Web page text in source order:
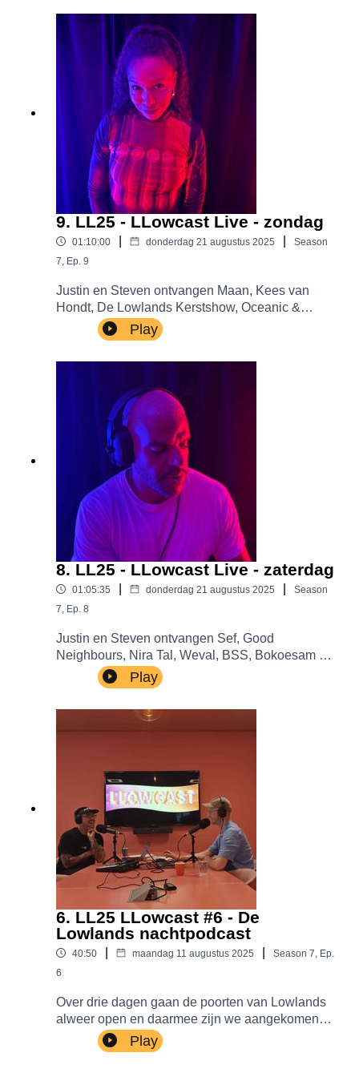
zijn er dit jaar gemaakt? En wat zijn de
persoonlijke favorieten? Luister mee en leer
meer over de eerste 56 bevestigde namen van
9. LL25 - LLowcast Live - zondag
01:10:00 donderdag 21 augustus 2025
Season
7 Ep. 9
Justin en Steven ontvangen Maan, Kees van
Hondt, De Lowlands Kerstshow, Oceanic &
Greetje Bijma, Rolrolrol, Aptijt, Doudou MD,
Willem de Bruin, Camiel Le Rutte, Thys en The
Play
8. LL25 - LLowcast Live - zaterdag
01:05:35 donderdag 21 augustus 2025
Season
7 Ep. 8
Justin en Steven ontvangen Sef, Good
Neighbours, Nira Tal, Weval, BSS, Bokoesam en
Annefleur Schipper.
Play
6. LL25 LLowcast #6 - De
Lowlands nachtpodcast
40:50 maandag 11 augustus 2025 Season 7, Ep.
6
Over drie dagen gaan de poorten van Lowlands
alweer open en daarmee zijn we aangekomen
bij de laatste LLowcast voordat we de LIVE-
edities induiken. Justin vertelt je samen met
Play